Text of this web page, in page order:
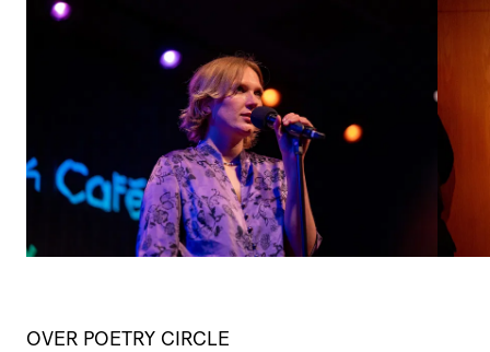
OVER POETRY CIRCLE